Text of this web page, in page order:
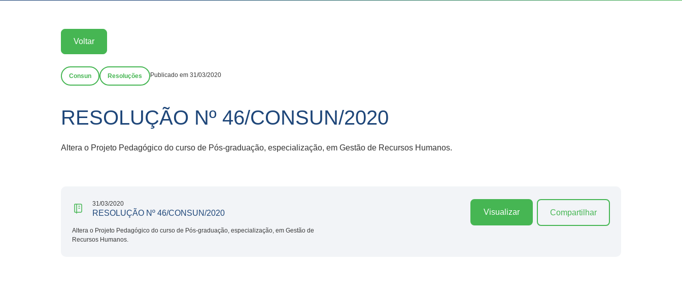
Voltar
Consun Resoluções Publicado em 31/03/2020
RESOLUÇÃO Nº 46/CONSUN/2020
Altera o Projeto Pedagógico do curso de Pós-graduação, especialização, em Gestão de Recursos Humanos.
31/03/2020
RESOLUÇÃO Nº 46/CONSUN/2020
Altera o Projeto Pedagógico do curso de Pós-graduação, especialização, em Gestão de
Recursos Humanos.
Visualizar Compartilhar